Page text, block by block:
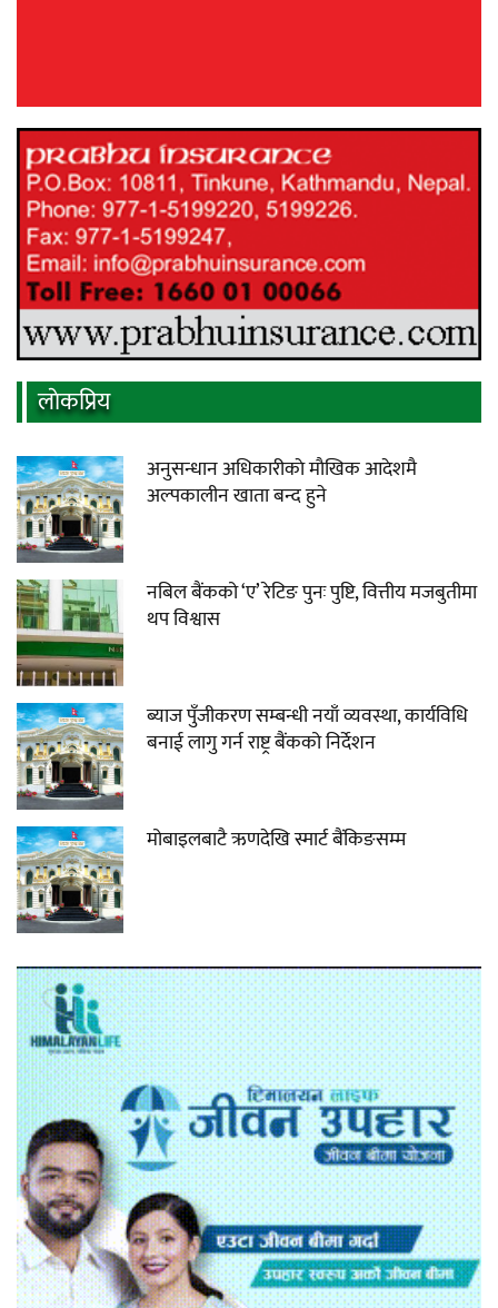
लाेकप्रिय
अनुसन्धान अधिकारीकाे माैखिक आदेशमै
अल्पकालीन खाता बन्द हुने
नबिल बैंकको ‘ए’ रेटिङ पुनः पुष्टि, वित्तीय मजबुतीमा
थप विश्वास
ब्याज पुँजीकरण सम्बन्धी नयाँ व्यवस्था, कार्यविधि
बनाई लागु गर्न राष्ट्र बैंकको निर्देशन
मोबाइलबाटै ऋणदेखि स्मार्ट बैंकिङसम्म